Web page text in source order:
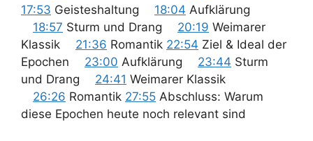
17:53 Geisteshaltung 18:04 Aufklärung
18:57 Sturm und Drang 20:19 Weimarer
Klassik 21:36 Romantik 22:54 Ziel & Ideal der
Epochen 23:00 Aufklärung 23:44 Sturm
und Drang 24:41 Weimarer Klassik
26:26 Romantik 27:55 Abschluss: Warum
diese Epochen heute noch relevant sind